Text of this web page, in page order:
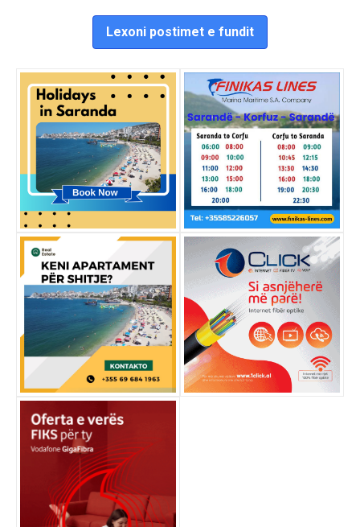
Lexoni postimet e fundit